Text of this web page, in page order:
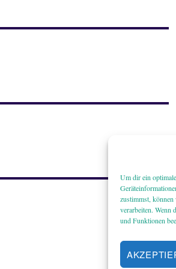
Um dir ein
zustimmst,
verarbeiten. Wenn
und Funktionen